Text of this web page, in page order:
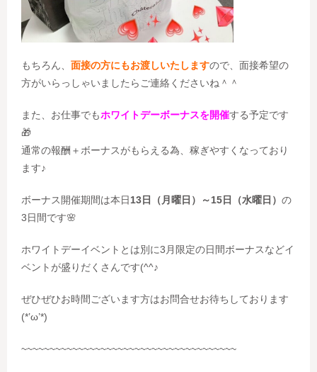
もちろん、 面接の方にもお渡しいたしますので、面接希望の
方がいらっしゃいましたらご連絡くださいね＾＾
また、お仕事でもホワイトデーボーナスを開催する予定です
🎁
通常の報酬＋ボーナスがもらえる為、稼ぎやすくなっており
ます♪
ボーナス開催期間は本日13日（月曜日）～15日（水曜日） の
3日間です🌸
ホワイトデーイベントとは別に3月限定の日間ボーナスなどイ
ベントが盛りだくさんです(^^♪
ぜひぜひお時間ございます方はお問合せお待ちしております
(*’ω’*)
~~~~~~~~~~~~~~~~~~~~~~~~~~~~~~~~~~~~~~